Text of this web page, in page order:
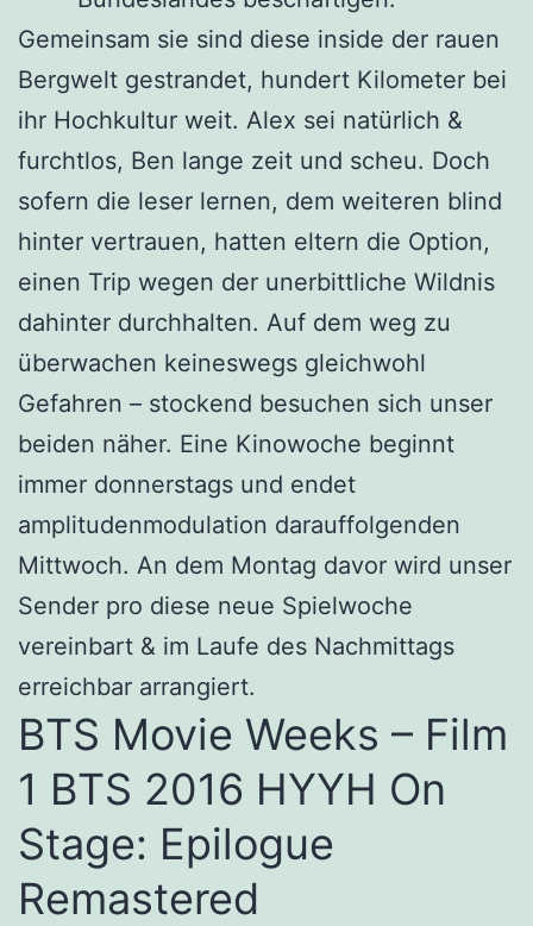
Gemeinsam sie sind diese inside der rauen
Bergwelt gestrandet, hundert Kilometer bei
ihr Hochkultur weit. Alex sei natürlich &
furchtlos, Ben lange zeit und scheu. Doch
sofern die leser lernen, dem weiteren blind
hinter vertrauen, hatten eltern die Option,
einen Trip wegen der unerbittliche Wildnis
dahinter durchhalten. Auf dem weg zu
überwachen keineswegs gleichwohl
Gefahren – stockend besuchen sich unser
beiden näher. Eine Kinowoche beginnt
immer donnerstags und endet
amplitudenmodulation darauffolgenden
Mittwoch. An dem Montag davor wird unser
Sender pro diese neue Spielwoche
vereinbart & im Laufe des Nachmittags
erreichbar arrangiert.
BTS Movie Weeks – Film
1 BTS 2016 HYYH On
Stage: Epilogue
Remastered